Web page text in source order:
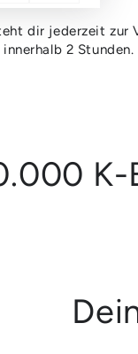
dir jederzeit zur
2 Stunden.
K-